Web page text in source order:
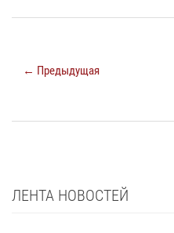
← Предыдущая
ЛЕНТА НОВОСТЕЙ